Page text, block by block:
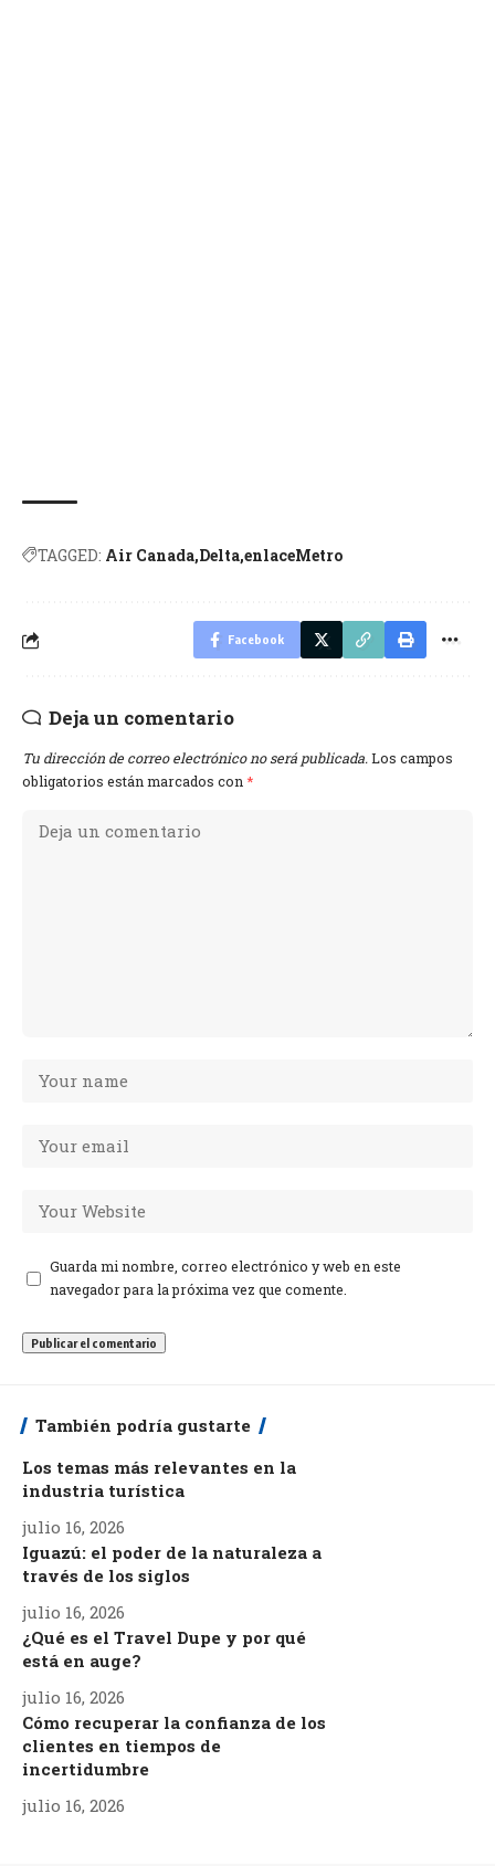
TAGGED: Air Canada Delta enlaceMetro
Facebook
Deja un comentario
Tu dirección de correo electrónico no será publicada. Los campos
obligatorios están marcados con *
Guarda mi nombre, correo electrónico y web en este
navegador para la próxima vez que comente.
También podría gustarte
Los temas más relevantes en la
industria turística
julio 16, 2026
Iguazú: el poder de la naturaleza a
través de los siglos
julio 16, 2026
¿Qué es el Travel Dupe y por qué
está en auge?
julio 16, 2026
Cómo recuperar la confianza de los
clientes en tiempos de
incertidumbre
julio 16, 2026